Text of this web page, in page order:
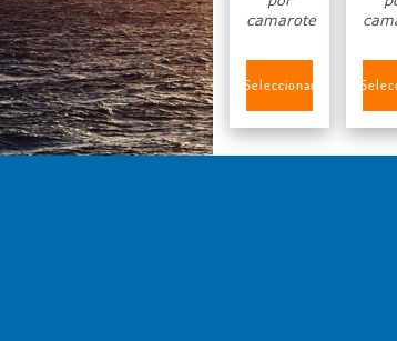
camarote
Seleccionar